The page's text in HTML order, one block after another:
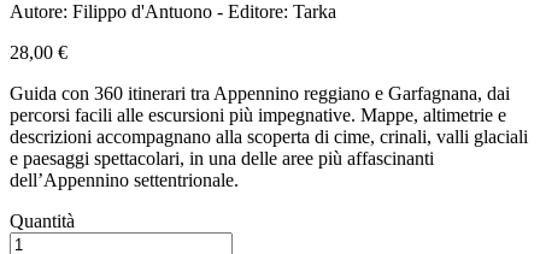
Autore: Filippo d'Antuono - Editore: Tarka
28,00 €
Guida con 360 itinerari tra Appennino reggiano e Garfagnana, dai
percorsi facili alle escursioni più impegnative. Mappe, altimetrie e
descrizioni accompagnano alla scoperta di cime, crinali, valli glaciali
e paesaggi spettacolari, in una delle aree più affascinanti
dell’Appennino settentrionale.
Quantità